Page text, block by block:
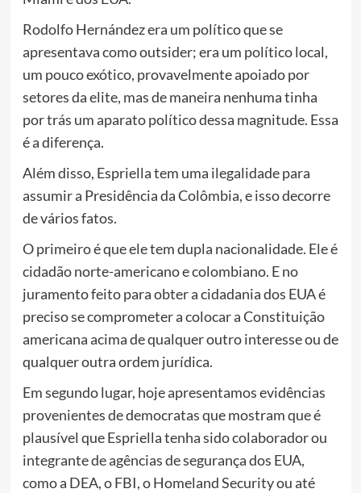
Rodolfo Hernández era um político que se
apresentava como outsider; era um político local,
um pouco exótico, provavelmente apoiado por
setores da elite, mas de maneira nenhuma tinha
por trás um aparato político dessa magnitude. Essa
é a diferença.
Além disso, Espriella tem uma ilegalidade para
assumir a Presidência da Colômbia, e isso decorre
de vários fatos.
O primeiro é que ele tem dupla nacionalidade. Ele é
cidadão norte-americano e colombiano. E no
juramento feito para obter a cidadania dos EUA é
preciso se comprometer a colocar a Constituição
americana acima de qualquer outro interesse ou de
qualquer outra ordem jurídica.
Em segundo lugar, hoje apresentamos evidências
provenientes de democratas que mostram que é
plausível que Espriella tenha sido colaborador ou
integrante de agências de segurança dos EUA,
como a DEA, o FBI, o Homeland Security ou até